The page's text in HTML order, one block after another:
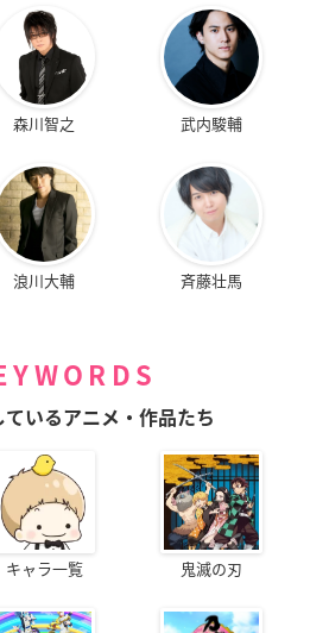
森川智之 武内駿輔
浪川大輔 斉藤壮馬
いるアニメ・作品たち
キャラ一覧 鬼滅の刃